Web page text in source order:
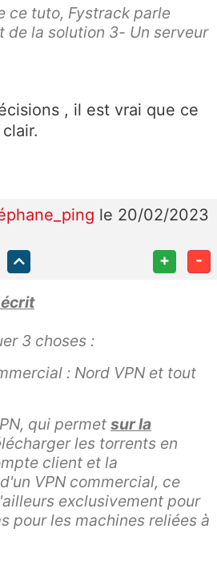
ce tuto, Fystrack parle
de la solution 3- Un serveur
, il est vrai que ce
le 20/02/2023
+ -
3 choses :
: Nord VPN et tout
qui permet sur la
les torrents en
client et la
VPN commercial, ce
exclusivement pour
pour les machines reliées à